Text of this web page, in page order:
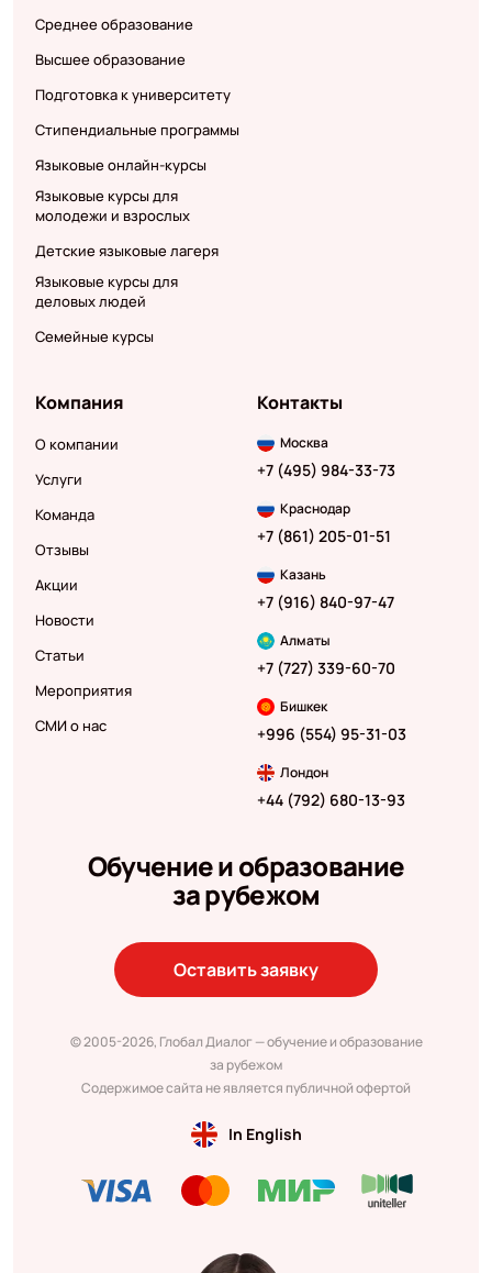
Среднее образование
Высшее образование
Подготовка к университету
Стипендиальные программы
Языковые онлайн-курсы
Языковые курсы для
молодежи и взрослых
Детские языковые лагеря
Языковые курсы для
деловых людей
Семейные курсы
Компания
О компании
Услуги
Команда
Отзывы
Акции
Новости
Статьи
Мероприятия
СМИ о нас
Контакты
Москва
+7 (495) 984-33-73
Краснодар
+7 (861) 205-01-51
Казань
+7 (916) 840-97-47
Алматы
+7 (727) 339-60-70
Бишкек
+996 (554) 95-31-03
Лондон
+44 (792) 680-13-93
Обучение и образование
за рубежом
Оставить заявку
© 2005-2026, Глобал Диалог — обучение и образование
за рубежом
Содержимое сайта не является публичной офертой
In English